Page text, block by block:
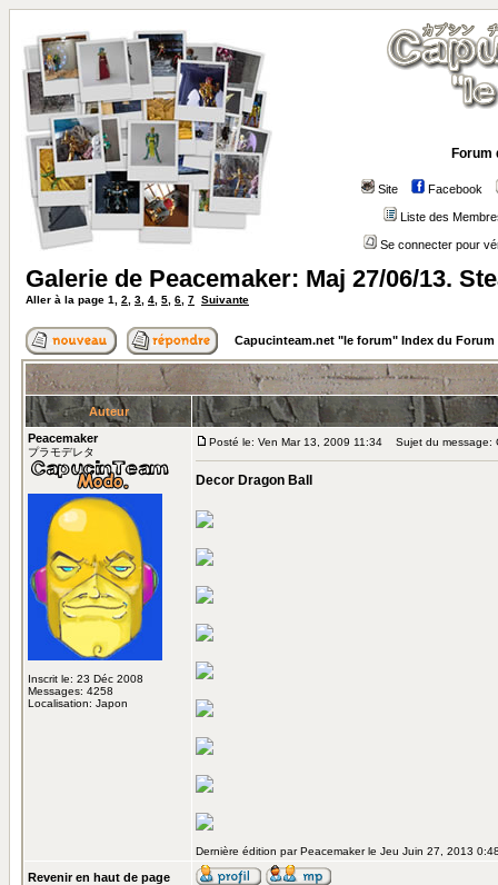
Forum
Site Facebook
Liste des
Se connecter pour
Galerie de Peacemaker: Maj 27/06/13.
Aller à la page 1 2 3 4 5 6 7 Suivante
Capucinteam.net "le forum" Index du Forum
Auteur
Peacemaker
プラモデレタ
Inscrit le: 23 Déc 2008
Messages: 4258
Localisation: Japon
Posté le: Ven Mar 13, 2009 11:34 Sujet du message:
Decor Dragon Ball
Dernière édition par Peacemaker le Jeu Juin 27, 2013
Revenir en haut de page